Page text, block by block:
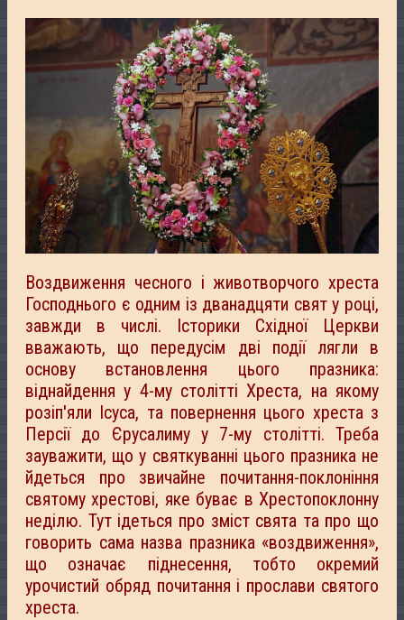
Воздвиження чесного і животворчого хреста
Господнього є одним із дванадцяти свят у році,
завжди в числі. Історики Східної Церкви
вважають, що передусім дві події лягли в
основу встановлення цього празника:
віднайдення у 4-му столітті Хреста, на якому
розіп'яли Ісуса, та повернення цього хреста з
Персії до Єрусалиму у 7-му столітті. Треба
зауважити, що у святкуванні цього празника не
йдеться про звичайне почитання-поклоніння
святому хрестові, яке буває в Хрестопоклонну
неділю. Тут ідеться про зміст свята та про що
говорить сама назва празника «воздвиження»,
що означає піднесення, тобто окремий
урочистий обряд почитання і прослави святого
хреста.